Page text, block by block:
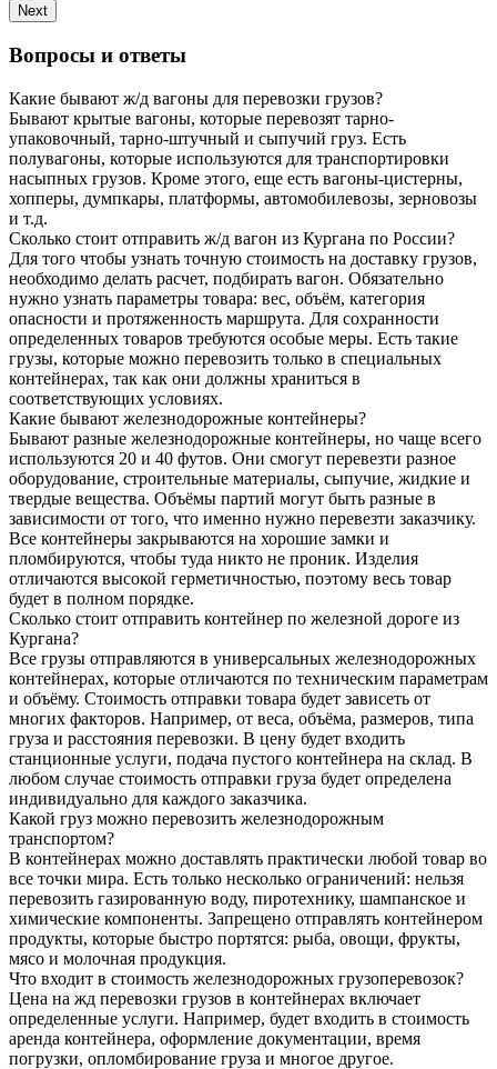
Next
Вопросы и ответы
Какие бывают ж/д вагоны для перевозки грузов?
Бывают крытые вагоны, которые перевозят тарно-
упаковочный, тарно-штучный и сыпучий груз. Есть
полувагоны, которые используются для транспортировки
насыпных грузов. Кроме этого, еще есть вагоны-цистерны,
хопперы, думпкары, платформы, автомобилевозы, зерновозы
и т.д.
Сколько стоит отправить ж/д вагон из Кургана по России?
Для того чтобы узнать точную стоимость на доставку грузов,
необходимо делать расчет, подбирать вагон. Обязательно
нужно узнать параметры товара: вес, объём, категория
опасности и протяженность маршрута. Для сохранности
определенных товаров требуются особые меры. Есть такие
грузы, которые можно перевозить только в специальных
контейнерах, так как они должны храниться в
соответствующих условиях.
Какие бывают железнодорожные контейнеры?
Бывают разные железнодорожные контейнеры, но чаще всего
используются 20 и 40 футов. Они смогут перевезти разное
оборудование, строительные материалы, сыпучие, жидкие и
твердые вещества. Объёмы партий могут быть разные в
зависимости от того, что именно нужно перевезти заказчику.
Все контейнеры закрываются на хорошие замки и
пломбируются, чтобы туда никто не проник. Изделия
отличаются высокой герметичностью, поэтому весь товар
будет в полном порядке.
Сколько стоит отправить контейнер по железной дороге из
Кургана?
Все грузы отправляются в универсальных железнодорожных
контейнерах, которые отличаются по техническим параметрам
и объёму. Стоимость отправки товара будет зависеть от
многих факторов. Например, от веса, объёма, размеров, типа
груза и расстояния перевозки. В цену будет входить
станционные услуги, подача пустого контейнера на склад. В
любом случае стоимость отправки груза будет определена
индивидуально для каждого заказчика.
Какой груз можно перевозить железнодорожным
транспортом?
В контейнерах можно доставлять практически любой товар во
все точки мира. Есть только несколько ограничений: нельзя
перевозить газированную воду, пиротехнику, шампанское и
химические компоненты. Запрещено отправлять контейнером
продукты, которые быстро портятся: рыба, овощи, фрукты,
мясо и молочная продукция.
Что входит в стоимость железнодорожных грузоперевозок?
Цена на жд перевозки грузов в контейнерах включает
определенные услуги. Например, будет входить в стоимость
аренда контейнера, оформление документации, время
погрузки, опломбирование груза и многое другое.